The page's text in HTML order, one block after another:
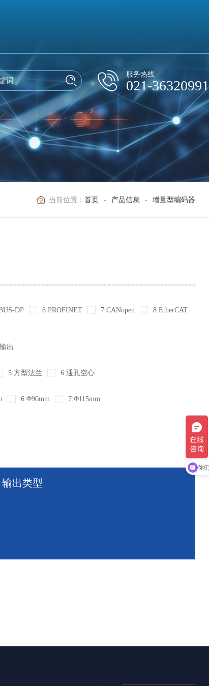
服务热线
021-36320991
当前位置：首页 - 产品信息 - 增量型编码器
DP 6:PROFINET 7:CANopen
8:EtherCAT
出
5:方型法兰 6:通孔空心
6:Φ90mm 7:Φ115mm
输出类型
你